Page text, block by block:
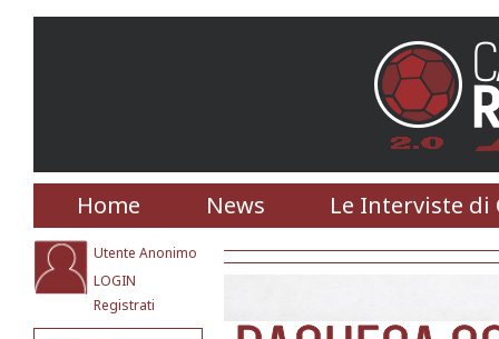
Home News Le Interviste di
Utente Anonimo
LOGIN
Registrati